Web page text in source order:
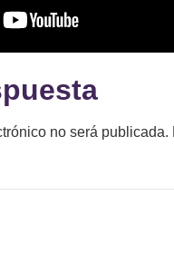
no será publicada.